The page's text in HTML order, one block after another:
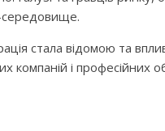
середовище.
стала відомою та
компаній і професійних